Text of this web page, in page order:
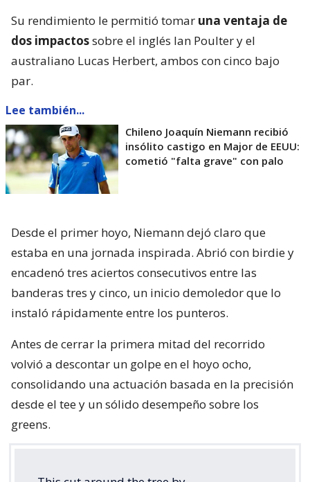
Su rendimiento le permitió tomar una ventaja de
dos impactossobre el inglés Ian Poulter y el
australiano Lucas Herbert, ambos con cinco bajo
par.
Lee también...
Chileno Joaquín Niemann recibió
insólito castigo en Major de EEUU:
cometió "falta grave" con palo
Desde el primer hoyo, Niemann dejó claro que
estaba en una jornada inspirada. Abrió con birdie y
encadenó tres aciertos consecutivos entre las
banderas tres y cinco, un inicio demoledor que lo
instaló rápidamente entre los punteros.
Antes de cerrar la primera mitad del recorrido
volvió a descontar un golpe en el hoyo ocho,
consolidando una actuación basada en la precisión
desde el tee y un sólido desempeño sobre los
greens.